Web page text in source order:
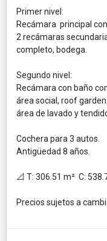
Primer nivel:
Recámara principal
2 recámaras
completo, bodega.
Segundo nivel:
Recámara con baño
área social, roof
área de lavado y
Cochera para 3 autos.
Antigüedad 8 años.
📐 T: 306.51 m² C:
Precios sujetos a